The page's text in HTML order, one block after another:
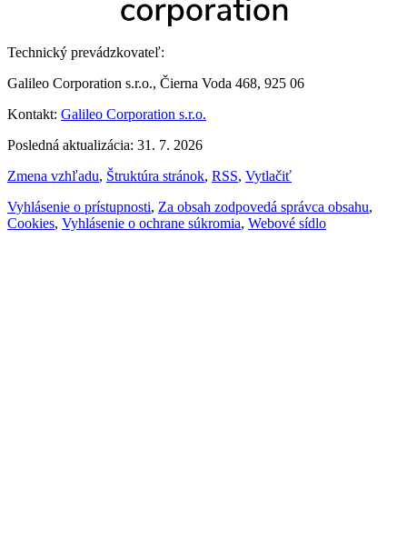
Technický prevádzkovateľ:
Galileo Corporation s.r.o., Čierna Voda 468, 925 06
Kontakt: Galileo Corporation s.r.o.
Posledná aktualizácia: 31. 7. 2026
Zmena vzhľadu, Štruktúra stránok, RSS, Vytlačiť
Vyhlásenie o prístupnosti, Za obsah zodpovedá správca obsahu,
Cookies, Vyhlásenie o ochrane súkromia, Webové sídlo